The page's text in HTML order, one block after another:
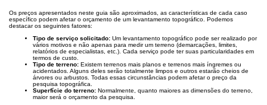
Os preços apresentados neste guia são aproximados, as características de cada caso
específico podem afetar o orçamento de um levantamento topográfico. Podemos
destacar os seguintes fatores:
Tipo de serviço solicitado: Um levantamento topográfico pode ser realizado por
vários motivos e não apenas para medir um terreno (demarcações, limites,
relatórios de especialistas, etc.). Cada serviço pode ter suas particularidades em
termos de custo.
Tipo de terreno: Existem terrenos mais planos e terrenos mais íngremes ou
acidentados. Alguns deles serão totalmente limpos e outros estarão cheios de
árvores ou arbustos. Todas essas circunstâncias podem afetar o preço da
pesquisa topográfica.
Superfície do terreno: Normalmente, quanto maiores as dimensões do terreno,
maior será o orçamento da pesquisa.